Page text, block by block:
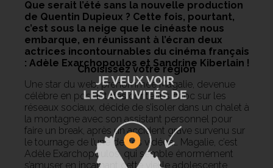
Que serait l’été sans la nouvelle production
de Quentin Dupieux ? Cette fois, pourtant,
c’est sous la neige que le cinéaste nous
embarque, en réunissant à l’écran deux
actrices incontournables du cinéma français
: Adèle Exarchopoulos et Sandrine Kiberlain !
Une star du web, prénommée Magalie, devenue
célèbre en postant des contenus choc sur les
réseaux sociaux, décide de s’isoler dans un chalet à
la montagne avec son assistant personnel pour
faire un break, après un accident grave survenu sur
le tournage de l’une de ses vidéos… Magalie, c’est
Adèle Exarchopoulos, qui semble énormément
s’amuser en incarnant cette vieille adolescente
Choisissez votre région